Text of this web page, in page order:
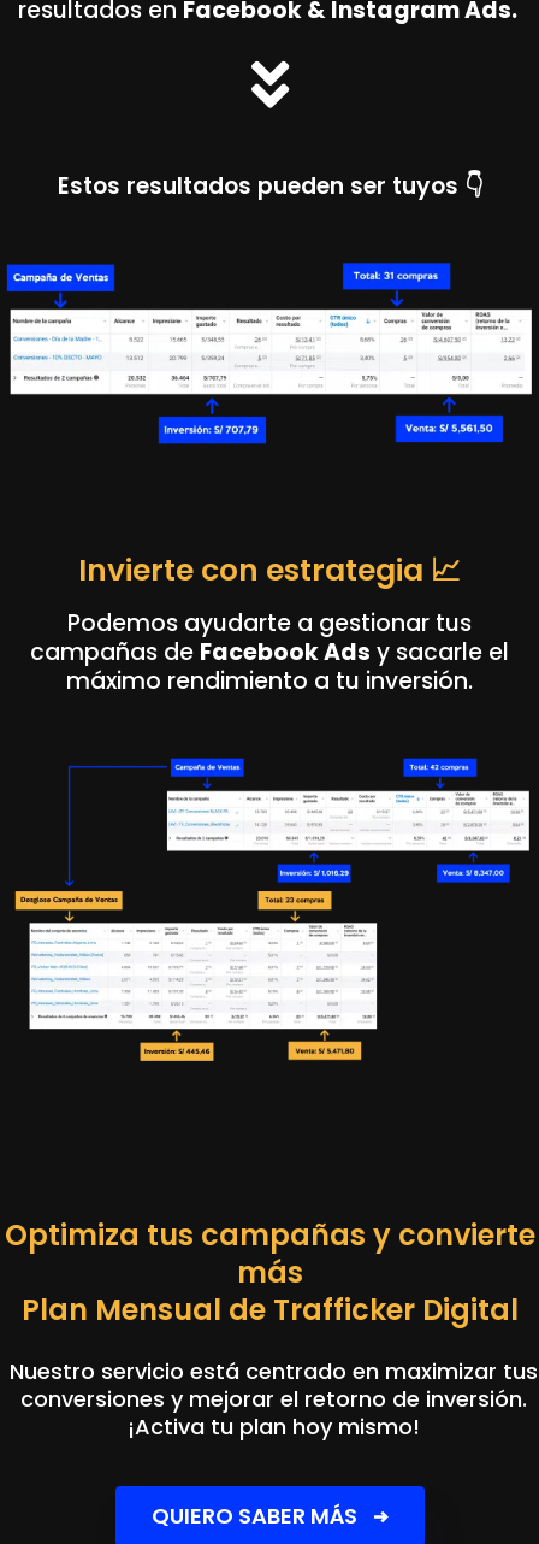
resultados en Facebook & Instagram Ads.
Estos resultados pueden ser tuyos 👇
Invierte con estrategia 📈
Podemos ayudarte a gestionar tus
campañas de Facebook Ads y sacarle el
máximo rendimiento a tu inversión.
Optimiza tus campañas y convierte
más
Plan Mensual de Trafficker Digital
Nuestro servicio está centrado en maximizar tus
conversiones y mejorar el retorno de inversión.
¡Activa tu plan hoy mismo!
QUIERO SABER MÁS